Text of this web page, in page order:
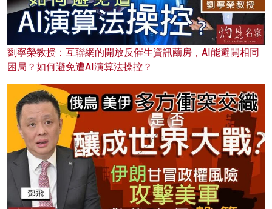
劉寧榮教授：互聯網的開放反催生資訊繭房，AI能避開相同
困局？如何避免遭AI演算法操控？